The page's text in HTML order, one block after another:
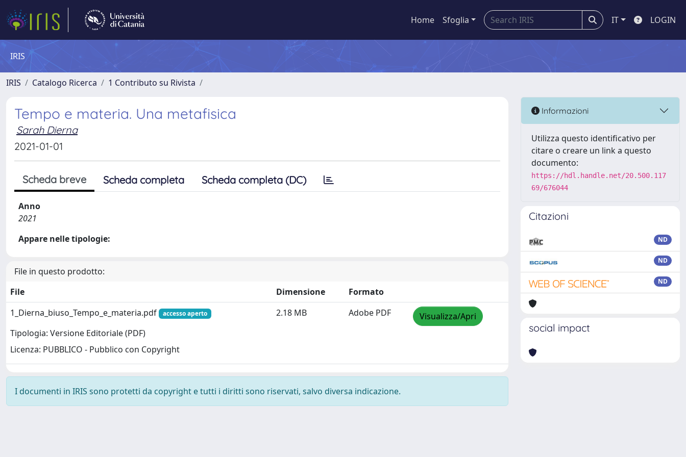
Home Sfoglia IT LOGIN
IRIS
IRIS Catalogo Ricerca 1 Contributo su Rivista
Tempo e materia. Una metafisica
Sarah Dierna
2021-01-01
Scheda breve Scheda completa Scheda completa (DC)
Anno
2021
Appare nelle tipologie:
File in questo prodotto:
File
Dimensione
Formato
1_Dierna_biuso_Tempo_e_materia.pdf
accesso aperto
Tipologia: Versione Editoriale (PDF)
Licenza: PUBBLICO - Pubblico con Copyright
2.18 MB Adobe PDF Visualizza/Apri
I documenti in IRIS sono protetti da copyright e tutti i diritti sono riservati, salvo diversa indicazione.
Informazioni
Utilizza questo identificativo per
citare o creare un link a questo
documento:
https://hdl.handle.net/20.500.117
69/676044
Citazioni
ND
ND
ND
social impact